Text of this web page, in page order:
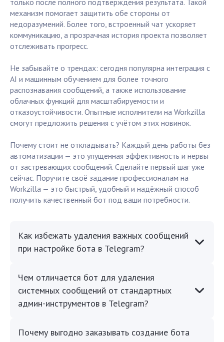
только после полного подтверждения результата. Такой
механизм помогает защитить обе стороны от
недоразумений. Более того, встроенный чат ускоряет
коммуникацию, а прозрачная история проекта позволяет
отслеживать прогресс.
Не забывайте о трендах: сегодня популярна интеграция с
AI и машинным обучением для более точного
распознавания сообщений, а также использование
облачных функций для масштабируемости и
отказоустойчивости. Опытные исполнители на Workzilla
смогут предложить решения с учётом этих новинок.
Почему стоит не откладывать? Каждый день работы без
автоматизации — это упущенная эффективность и нервы
от застревающих сообщений. Сделайте первый шаг уже
сейчас. Поручите своё задание профессионалам на
Workzilla — это быстрый, удобный и надёжный способ
получить качественный бот под ваши потребности.
Как избежать удаления важных сообщений
при настройке бота в Telegram?
Чем отличается бот для удаления
системных сообщений от стандартных
админ-инструментов в Telegram?
Почему выгодно заказывать создание бота